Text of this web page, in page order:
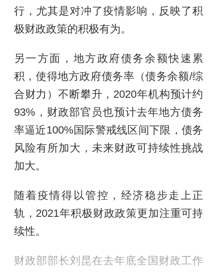
行，尤其是对冲了疫情影响，反映了积
极财政政策的积极有为。
另一方面，地方政府债务余额快速累
积，使得地方政府债务率（债务余额/综
合财力）不断攀升，2020年机构预计约
93%，财政部官员也预计去年地方债务
率逼近100%国际警戒线区间下限，债务
风险有所加大，未来财政可持续性挑战
加大。
随着疫情得以管控，经济稳步走上正
轨，2021年积极财政政策更加注重可持
续性。
财政部部长刘昆在去年底全国财政工作